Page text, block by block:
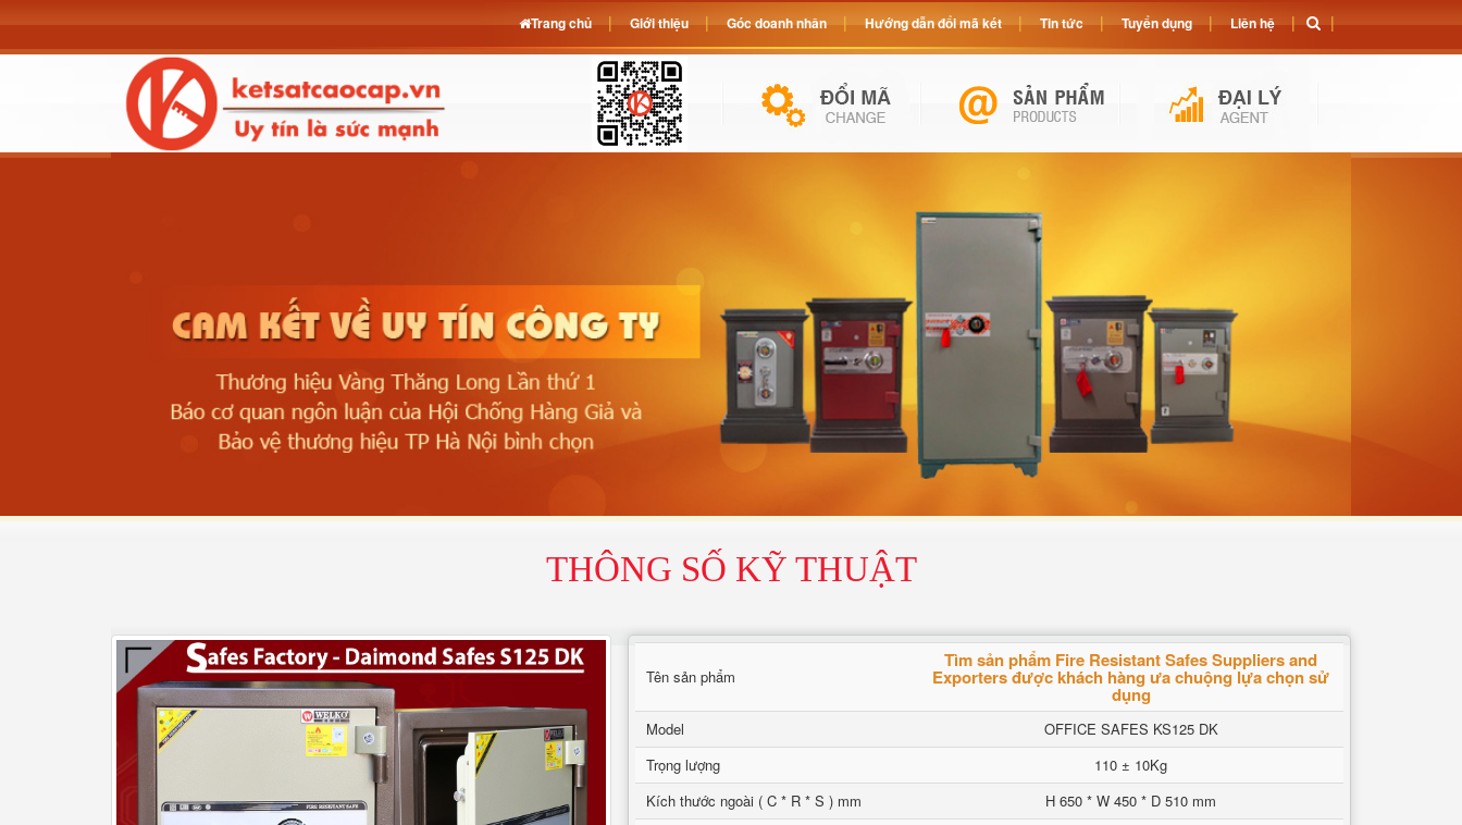
THÔNG SỐ KỸ THUẬT
Tên sản phẩm
Tìm sản phẩm Fire Resistant Safes Suppliers and
Exporters được khách hàng ưa chuộng lựa chọn sử
dụng
Model
OFFICE SAFES KS125 DK
Trọng lượng
110 ± 10Kg
Kích thước ngoài ( C * R * S ) mm
H 650 * W 450 * D 510 mm
Trang chủ Giới thiệu Góc doanh nhân Hướng dẫn đổi mã két Tin tức Tuyển dụng Liên hệ